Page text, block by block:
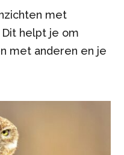
met
helpt je om
met anderen en je